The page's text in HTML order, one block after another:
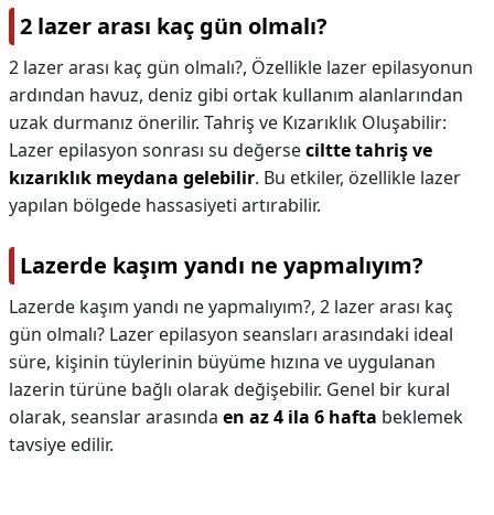
2 lazer arası kaç gün olmalı?
2 lazer arası kaç gün olmalı?, Özellikle lazer epilasyonun
ardından havuz, deniz gibi ortak kullanım alanlarından
uzak durmanız önerilir. Tahriş ve Kızarıklık Oluşabilir:
Lazer epilasyon sonrası su değerseciltte tahriş ve
kızarıklık meydana gelebilir. Bu etkiler, özellikle lazer
yapılan bölgede hassasiyeti artırabilir.
Lazerde kaşım yandı ne yapmalıyım?
Lazerde kaşım yandı ne yapmalıyım?, 2 lazer arası kaç
gün olmalı? Lazer epilasyon seansları arasındaki ideal
süre, kişinin tüylerinin büyüme hızına ve uygulanan
lazerin türüne bağlı olarak değişebilir. Genel bir kural
olarak, seanslar arasında en az 4 ila 6 hafta beklemek
tavsiye edilir.